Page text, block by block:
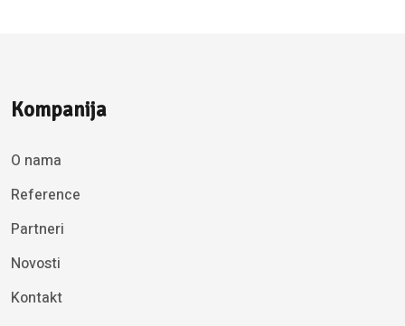
Kompanija
O nama
Reference
Partneri
Novosti
Kontakt